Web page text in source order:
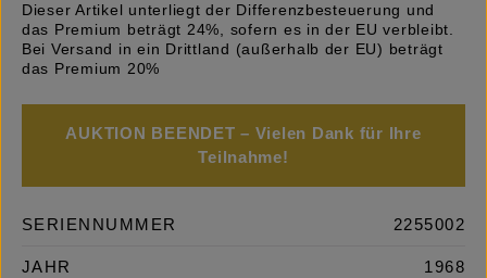
Dieser Artikel unterliegt der Differenzbesteuerung und
das Premium beträgt 24%, sofern es in der EU verbleibt.
Bei Versand in ein Drittland (außerhalb der EU) beträgt
das Premium 20%
AUKTION BEENDET – Vielen Dank für Ihre
Teilnahme!
SERIENNUMMER 2255002
JAHR 1968